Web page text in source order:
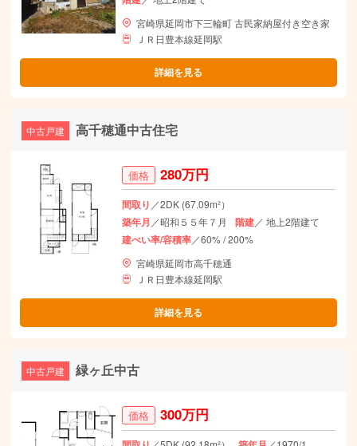
宮崎県延岡市下三輪町 古民家納屋付き空き家
ＪＲ日豊本線延岡駅
詳細を見る
中古戸建 高千穂通中古住宅
価格 280万円
間取り ／2DK (67.09m²）
築年月 ／昭和５５年７月 階建／ 地上2階建て
建ぺい率/容積率／60% / 200%
宮崎県延岡市高千穂通
ＪＲ日豊本線延岡駅
詳細を見る
中古戸建 緑ヶ丘中古
価格 300万円